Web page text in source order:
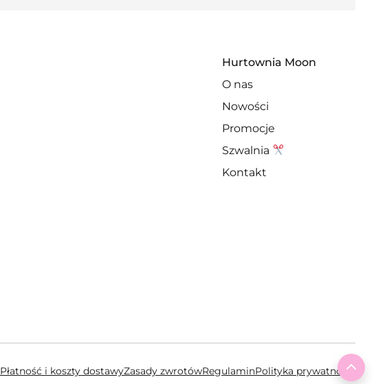
Hurtownia Moon
O nas
Nowości
Promocje
Szwalnia
Kontakt
Płatność i koszty dostawyZasady zwrotówRegulaminPolityka prywatności